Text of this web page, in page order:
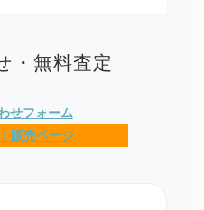
・無料査定
せフォーム
販売ページ